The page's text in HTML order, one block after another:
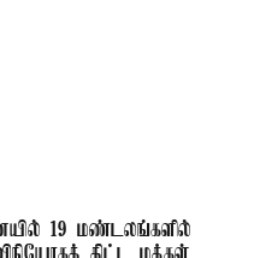
19 மண்டலங்களில்